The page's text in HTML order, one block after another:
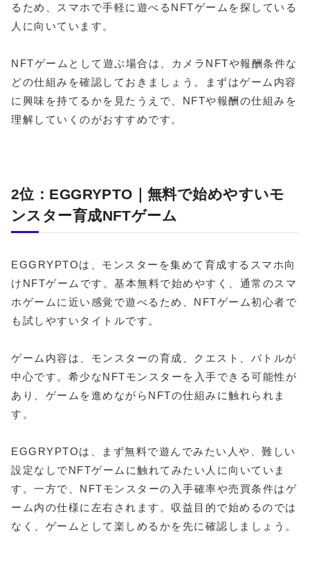
るため、スマホで手軽に遊べるNFTゲームを探している
人に向いています。
NFTゲームとして遊ぶ場合は、カメラNFTや報酬条件な
どの仕組みを確認しておきましょう。まずはゲーム内容
に興味を持てるかを見たうえで、NFTや報酬の仕組みを
理解していくのがおすすめです。
2位：EGGRYPTO｜無料で始めやすいモ
ンスター育成NFTゲーム
EGGRYPTOは、モンスターを集めて育成するスマホ向
けNFTゲームです。基本無料で始めやすく、通常のスマ
ホゲームに近い感覚で遊べるため、NFTゲーム初心者で
も試しやすいタイトルです。
ゲーム内容は、モンスターの育成、クエスト、バトルが
中心です。希少なNFTモンスターを入手できる可能性が
あり、ゲームを進めながらNFTの仕組みに触れられま
す。
EGGRYPTOは、まず無料で遊んでみたい人や、難しい
設定なしでNFTゲームに触れてみたい人に向いていま
す。一方で、NFTモンスターの入手確率や売買条件はゲ
ーム内の仕様に左右されます。収益目的で始めるのでは
なく、ゲームとして楽しめるかを先に確認しましょう。